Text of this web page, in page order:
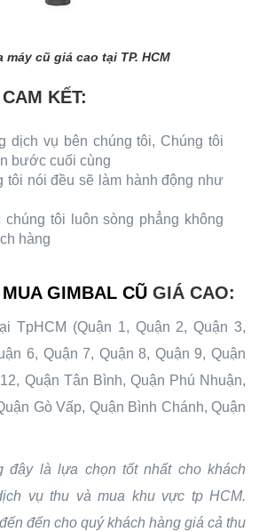
máy cũ giá cao tại TP. HCM
KẾT:
dịch vụ bên chúng tôi, Chúng tôi
bước cuối cùng
tôi nói đều sẽ làm hành động như
tôi luôn sòng phẳng không
hàng
MUA GIMBAL CŨ GIÁ CAO:
TpHCM (Quận 1, Quận 2, Quận 3,
6, Quận 7, Quận 8, Quận 9, Quận
Quận Tân Bình, Quận Phú Nhuận,
Gò Vấp, Quận Bình Chánh, Quận
đây là lựa chọn tốt nhất cho khách
vụ thu và mua khu vực tp HCM.
đến cho quý khách hàng giá cả thu